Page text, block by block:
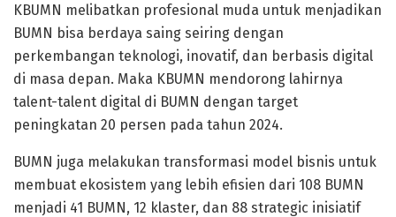
KBUMN melibatkan profesional muda untuk menjadikan
BUMN bisa berdaya saing seiring dengan
perkembangan teknologi, inovatif, dan berbasis digital
di masa depan. Maka KBUMN mendorong lahirnya
talent-talent digital di BUMN dengan target
peningkatan 20 persen pada tahun 2024.
BUMN juga melakukan transformasi model bisnis untuk
membuat ekosistem yang lebih efisien dari 108 BUMN
menjadi 41 BUMN, 12 klaster, dan 88 strategic inisiatif